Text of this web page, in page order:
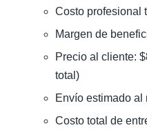
Costo profesional
Margen de
Precio al cliente:
total)
Envío estimado al
Costo total de